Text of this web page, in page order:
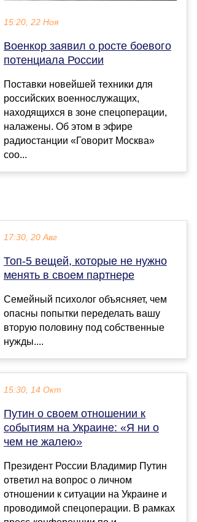
15:20, 22 Ноя
Военкор заявил о росте боевого
потенциала России
Поставки новейшей техники для
российских военнослужащих,
находящихся в зоне спецоперации,
налажены. Об этом в эфире
радиостанции «Говорит Москва»
соо...
17:30, 20 Авг
Топ-5 вещей, которые не нужно
менять в своем партнере
Семейный психолог объясняет, чем
опасны попытки переделать вашу
вторую половину под собственные
нужды....
15:30, 14 Окт
Путин о своем отношении к
событиям на Украине: «Я ни о
чем не жалею»
Президент России Владимир Путин
ответил на вопрос о личном
отношении к ситуации на Украине и
проводимой спецоперации. В рамках